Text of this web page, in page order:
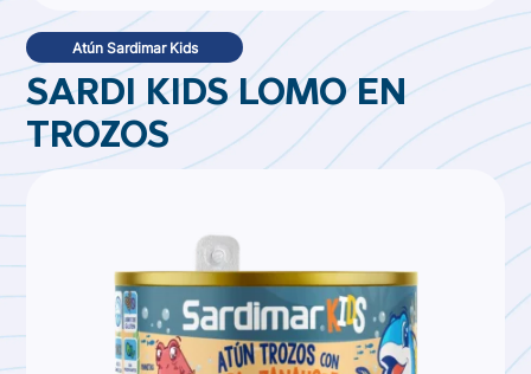
SARDI KIDS LOMO EN
TROZOS
Atún Sardimar Kids